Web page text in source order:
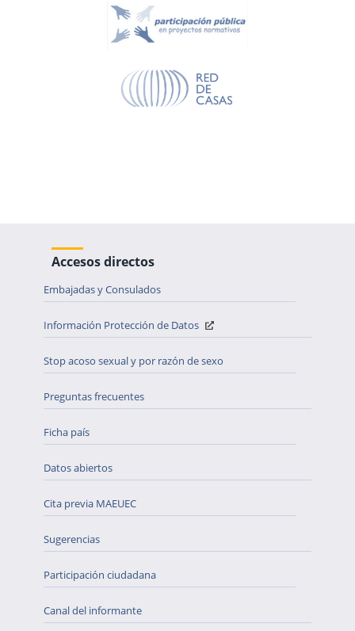
Accesos directos
Embajadas y Consulados
Información Protección de Datos
Stop acoso sexual y por razón de sexo
Preguntas frecuentes
Ficha país
Datos abiertos
Cita previa MAEUEC
Sugerencias
Participación ciudadana
Canal del informante